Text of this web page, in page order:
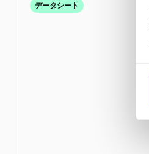
データシート